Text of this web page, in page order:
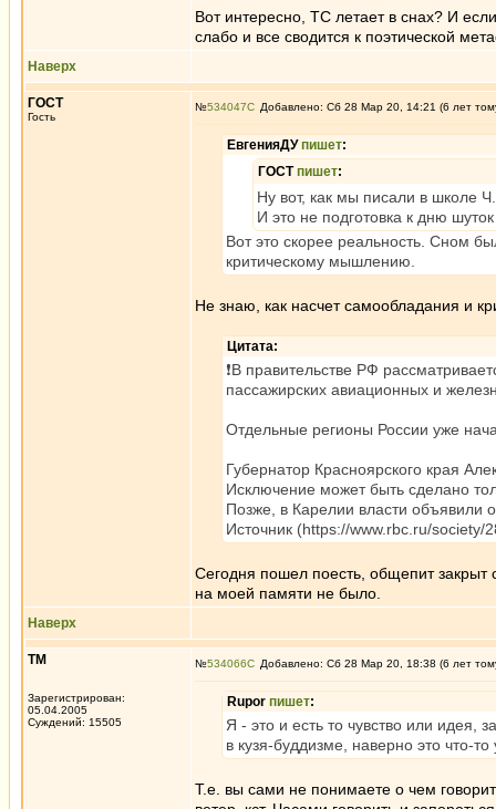
Вот интересно, ТС летает в снах? И
слабо и все сводится к поэтической
Наверх
ГОСТ
Гость
№534047 Добавлено: Сб 28 Мар 20, 14:21 (6 лет
ЕвгенияДУпишет:
ГОСТпишет:
Ну вот, как мы писали в школе
И это не подготовка к дню
Вот это скорее реальность. Сном
критическому мышлению.
Не знаю, как насчет самообладания и
Цитата:
❗️В правительстве РФ
пассажирских авиационных и
Отдельные регионы России уже
Губернатор Красноярского края
Исключение может быть сделано
Позже, в Карелии власти объявили
Источник (https://www.rbc.ru/
Сегодня пошел поесть, общепит закрыт
на моей памяти не было.
Наверх
ТМ
Зарегистрирован:
05.04.2005
Суждений: 15505
№534066 Добавлено: Сб 28 Мар 20, 18:38 (6 лет
Rupor пишет:
Я - это и есть то чувство или идея,
в кузя-буддизме, наверно это что-
Т.е. вы сами не понимаете о чем